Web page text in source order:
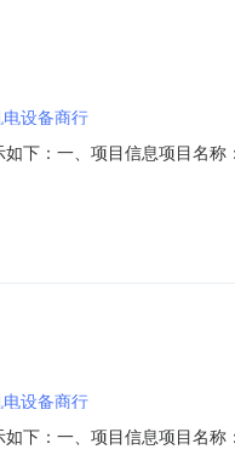
设备商行
下：一、项目信息项目名称
织机构代码：446851571采
设备商行
下：一、项目信息项目名称